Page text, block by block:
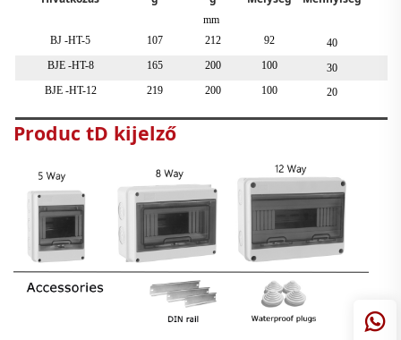
mm
BJ-HT-5 107 212 92 40
BJE -HT-8 165 200 100 30
BJE -HT-12 219 200 100 20
Produc tD kijelző